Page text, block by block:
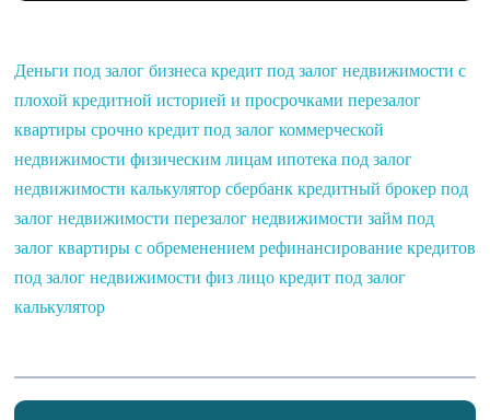
Деньги под залог бизнеса кредит под залог недвижимости с
плохой кредитной историей и просрочками перезалог
квартиры срочно кредит под залог коммерческой
недвижимости физическим лицам ипотека под залог
недвижимости калькулятор сбербанк кредитный брокер под
залог недвижимости перезалог недвижимости займ под
залог квартиры с обременением рефинансирование кредитов
под залог недвижимости физ лицо кредит под залог
калькулятор